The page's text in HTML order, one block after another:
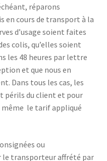
réparons
en cours de transport à la
d’usage soient faites
colis, qu’elles soient
les 48 heures par lettre
et que nous en
Dans tous les cas, les
périls du client et pour
même le tarif appliqué
ou
le transporteur affrété par